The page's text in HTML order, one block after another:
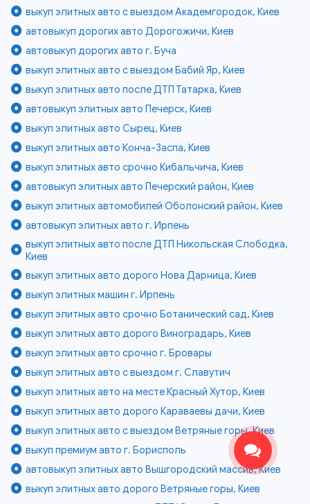
выкуп элитных авто с выездом Академгородок, Киев
автовыкуп дорогих авто Дорогожичи, Киев
автовыкуп дорогих авто г. Буча
выкуп элитных авто с выездом Бабий Яр, Киев
выкуп элитных авто после ДТП Татарка, Киев
автовыкуп элитных авто Печерск, Киев
выкуп элитных авто Сырец, Киев
выкуп элитных авто Конча-Заспа, Киев
выкуп элитных авто срочно Кибальчича, Киев
автовыкуп элитных авто Печерский район, Киев
выкуп элитных автомобилей Оболонский район, Киев
автовыкуп элитных авто г. Ирпень
выкуп элитных авто после ДТП Никольская Слободка,
Киев
выкуп элитных авто дорого Нова Дарница, Киев
выкуп элитных машин г. Ирпень
выкуп элитных авто срочно Ботанический сад, Киев
выкуп элитных авто дорого Виноградарь, Киев
выкуп элитных авто срочно г. Бровары
выкуп элитных авто с выездом г. Славутич
выкуп элитных авто на месте Красный Хутор, Киев
выкуп элитных авто дорого Караваевы дачи, Киев
выкуп элитных авто с выездом Ветряные горы, Киев
выкуп премиум авто г. Борисполь
автовыкуп элитных авто Вышгородский массив, Киев
выкуп элитных авто дорого Ветряные горы, Киев